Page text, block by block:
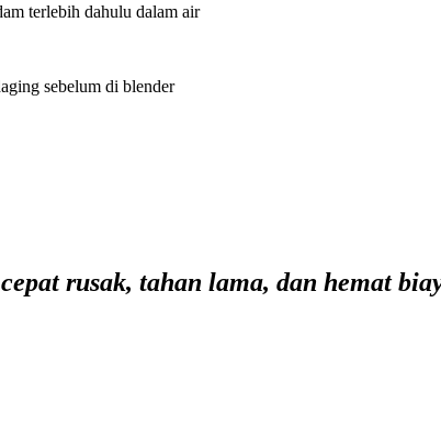
terlebih dahulu dalam air
sebelum di blender
rusak, tahan lama, dan hemat